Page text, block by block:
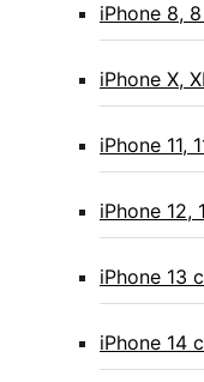
iPhone 8,
iPhone X,
iPhone 11,
iPhone 12,
iPhone 13
iPhone 14